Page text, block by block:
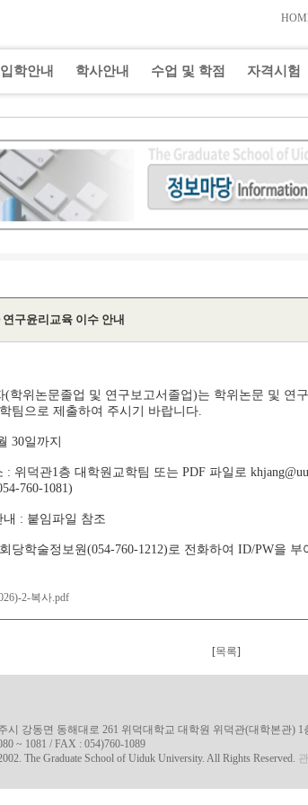
입학안내 학사안내 수업 및 학점 자격시험
구윤리교육 이수 안내
(학위논문졸업 및 연구보고서졸업)는 학위논문 및 연
팀으로 제출하여 주시기 바랍니다.
30일까지
위덕관1층 대학원교학팀 또는 PDF 파일로
760-1081)
: 붙임파일 참조
당학술정보원(054-760-1212)로 전화하여 ID/PW을
2-복사.pdf
[목록]
시 강동면 동해대로 261 위덕대학교 대학원 위덕관(대학본관) 1
~ 1081 / FAX : 054)760-1089
The Graduate School of Uiduk University. All Rights Reserved.